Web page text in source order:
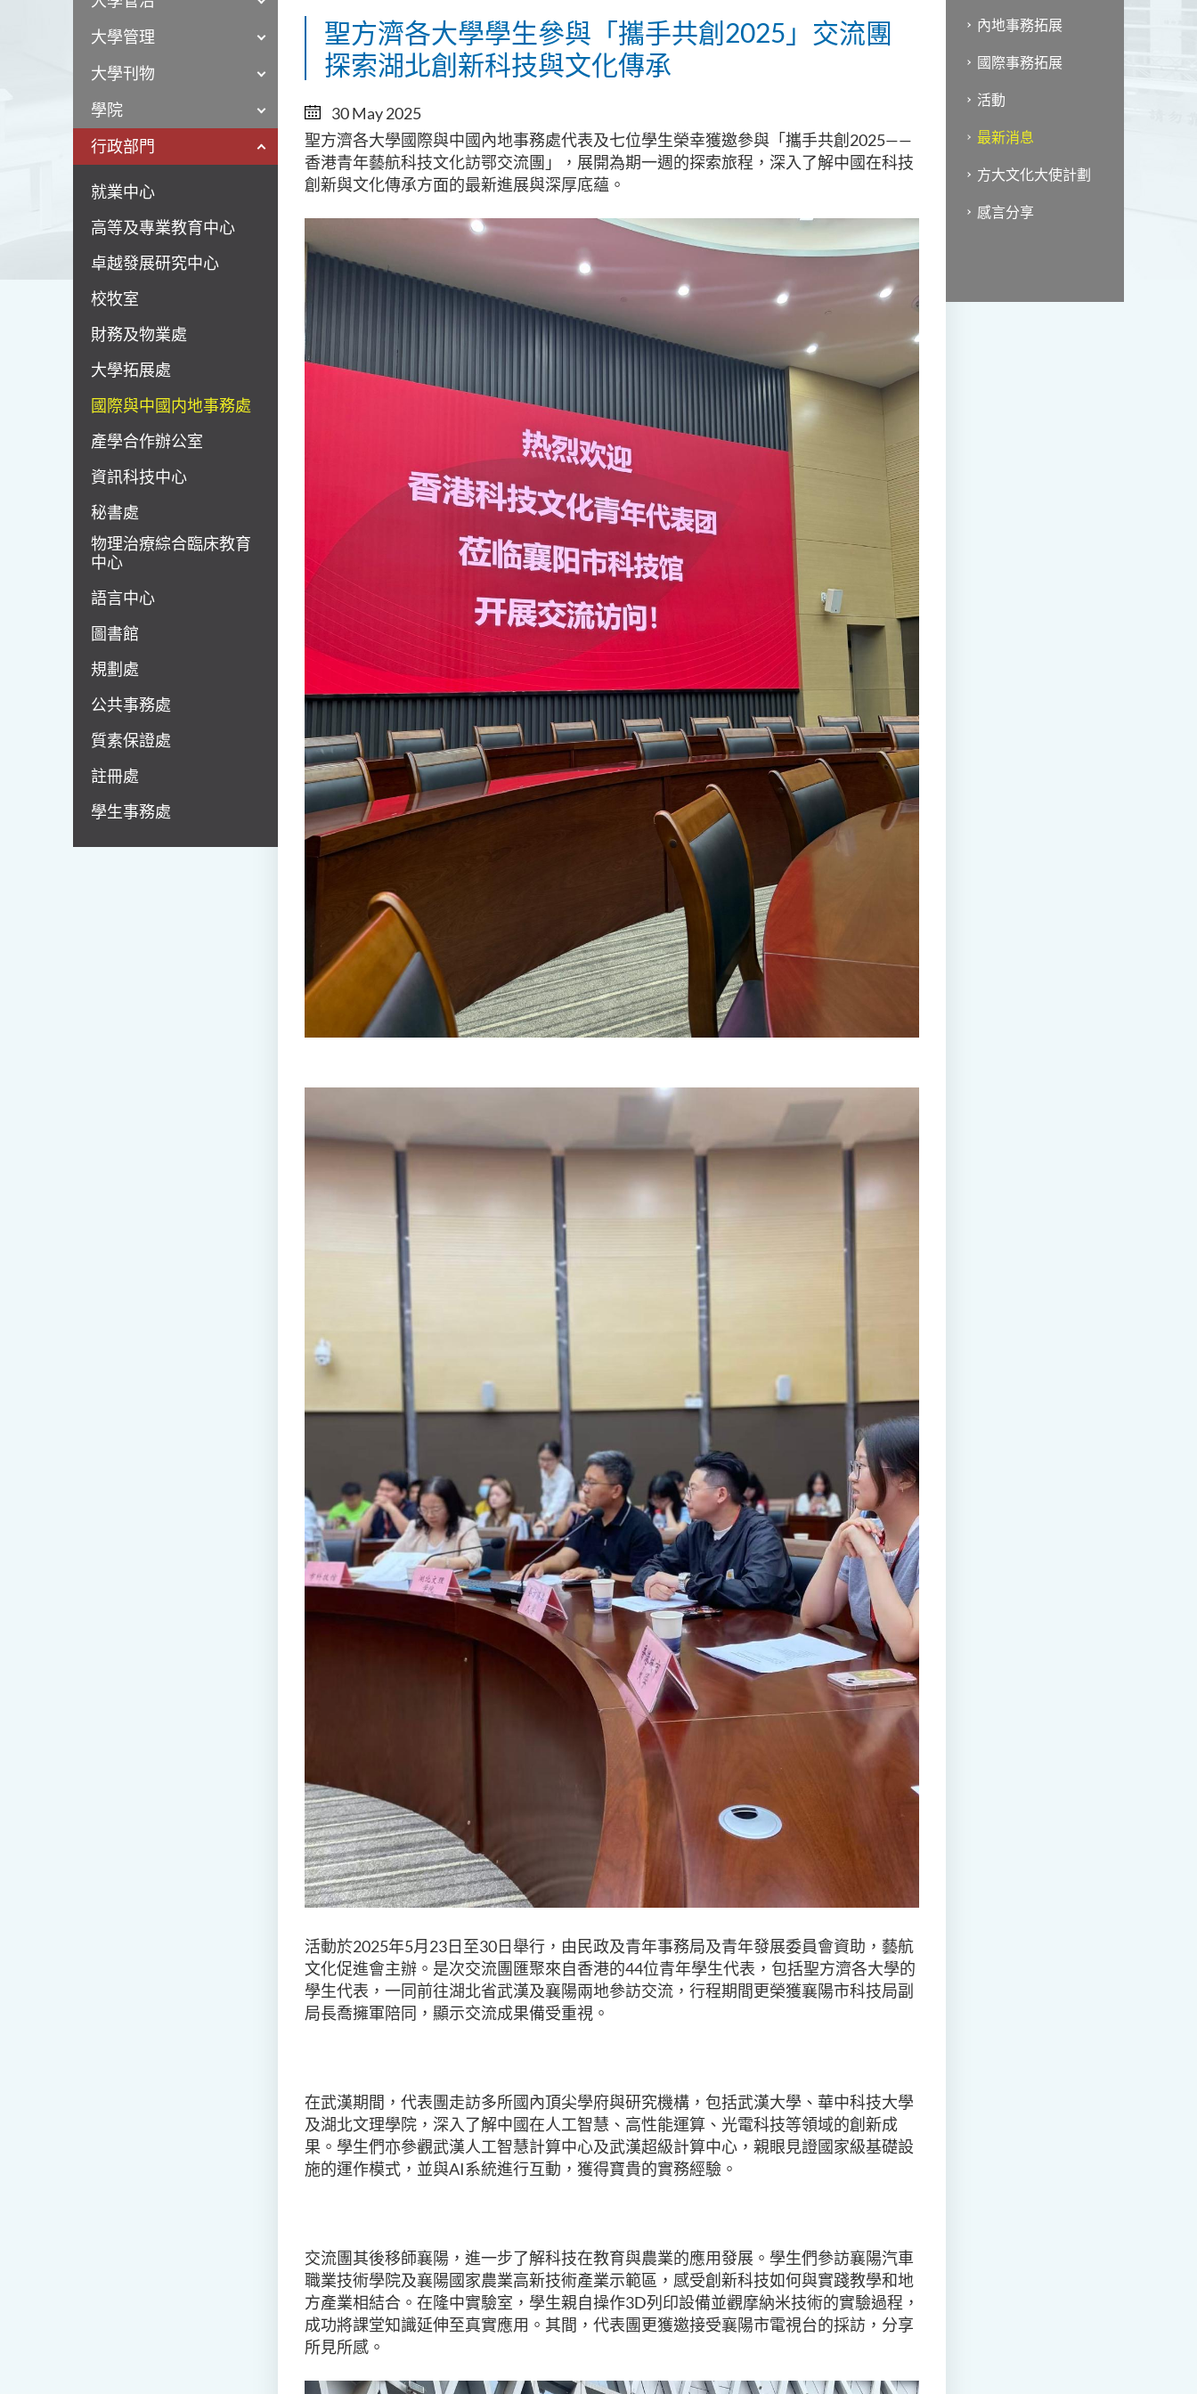
大學管理
大學刊物
學院
行政部門
就業中心
高等及專業教育中心
卓越發展研究中心
校牧室
財務及物業處
大學拓展處
國際與中國内地事務處
產學合作辦公室
資訊科技中心
秘書處
物理治療綜合臨床教育
中心
語言中心
圖書館
規劃處
公共事務處
質素保證處
註冊處
學生事務處
聖方濟各大學學生參與「攜手共創2025」交流團
探索湖北創新科技與文化傳承
30 May 2025
聖方濟各大學國際與中國內地事務處代表及七位學生榮幸獲邀參與「攜手共創2025——
香港青年藝航科技文化訪鄂交流團」，展開為期一週的探索旅程，深入了解中國在科技
創新與文化傳承方面的最新進展與深厚底蘊。
活動於2025年5月 23日至30日舉行，由民政及青年事務局及青年發展委員會資助，藝航
文化促進會主辦。是次交流團匯聚來自香港的44位青年學生代表，包括聖方濟各大學的
學生代表，一同前往湖北省武漢及襄陽兩地參訪交流，行程期間更榮獲襄陽市科技局副
局長喬擁軍陪同，顯示交流成果備受重視。
在武漢期間，代表團走訪多所國內頂尖學府與研究機構，包括武漢大學、華中科技大學
及湖北文理學院，深入了解中國在人工智慧、高性能運算、光電科技等領域的創新成
果。學生們亦參觀武漢人工智慧計算中心及武漢超級計算中心，親眼見證國家級基礎設
施的運作模式，並與AI系統進行互動，獲得寶貴的實務經驗。
交流團其後移師襄陽，進一步了解科技在教育與農業的應用發展。學生們參訪襄陽汽車
職業技術學院及襄陽國家農業高新技術產業示範區，感受創新科技如何與實踐教學和地
方產業相結合。在隆中實驗室，學生親自操作3D列印設備並觀摩納米技術的實驗過程，
成功將課堂知識延伸至真實應用。其間，代表團更獲邀接受襄陽市電視台的採訪，分享
所見所感。
內地事務拓展
國際事務拓展
活動
最新消息
方大文化大使計劃
感言分享